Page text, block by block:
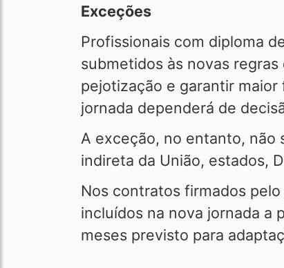
Exceções
Profissionais com diploma
submetidos às novas
pejotização e garantir
jornada dependerá de
A exceção, no entanto, não
indireta da União, estados,
Nos contratos firmados
incluídos na nova jornada a
meses previsto para